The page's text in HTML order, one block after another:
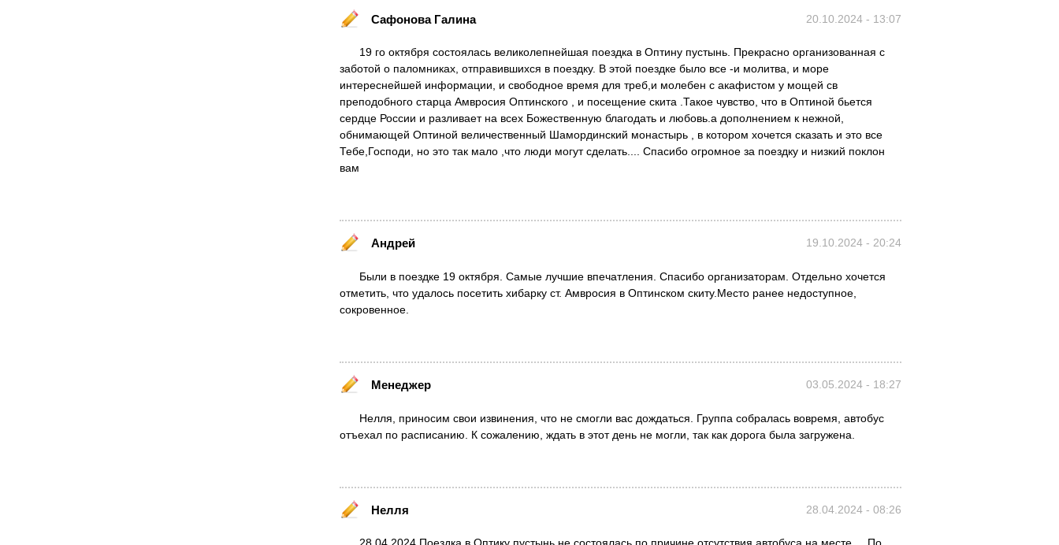
20.10.2024 - 13:07
Сафонова Галина
19 го октября состоялась великолепнейшая поездка в Оптину пустынь. Прекрасно организованная с
заботой о паломниках, отправившихся в поездку. В этой поездке было все -и молитва, и море
интереснейшей информации, и свободное время для треб,и молебен с акафистом у мощей св
преподобного старца Амвросия Оптинского , и посещение скита .Такое чувство, что в Оптиной бьется
сердце России и разливает на всех Божественную благодать и любовь.а дополнением к нежной,
обнимающей Оптиной величественный Шамординский монастырь , в котором хочется сказать и это все
Тебе,Господи, но это так мало ,что люди могут сделать.... Спасибо огромное за поездку и низкий поклон
вам
19.10.2024 - 20:24
Андрей
Были в поездке 19 октября. Самые лучшие впечатления. Спасибо организаторам. Отдельно хочется
отметить, что удалось посетить хибарку ст. Амвросия в Оптинском скиту.Место ранее недоступное,
сокровенное.
03.05.2024 - 18:27
Менеджер
Нелля, приносим свои извинения, что не смогли вас дождаться. Группа собралась вовремя, автобус
отъехал по расписанию. К сожалению, ждать в этот день не могли, так как дорога была загружена.
28.04.2024 - 08:26
Нелля